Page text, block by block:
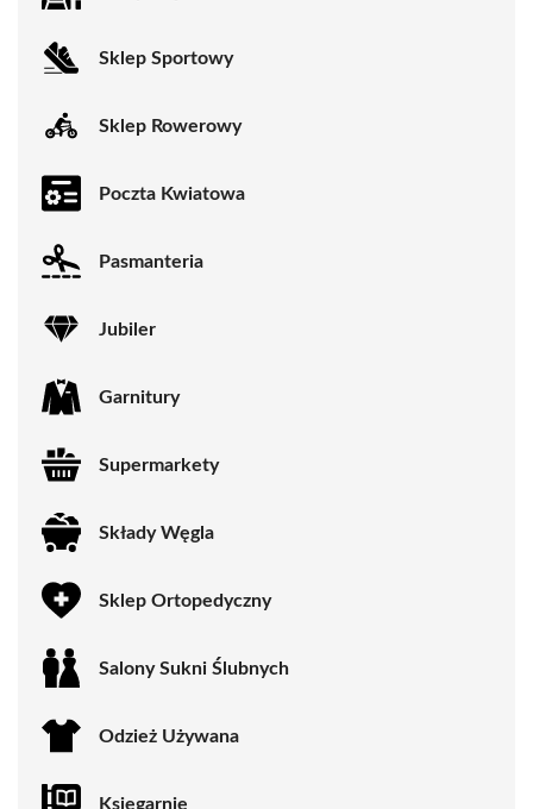
Sklep Sportowy
Sklep Rowerowy
Poczta Kwiatowa
Pasmanteria
Jubiler
Garnitury
Supermarkety
Składy Węgla
Sklep Ortopedyczny
Salony Sukni Ślubnych
Odzież Używana
Księgarnie